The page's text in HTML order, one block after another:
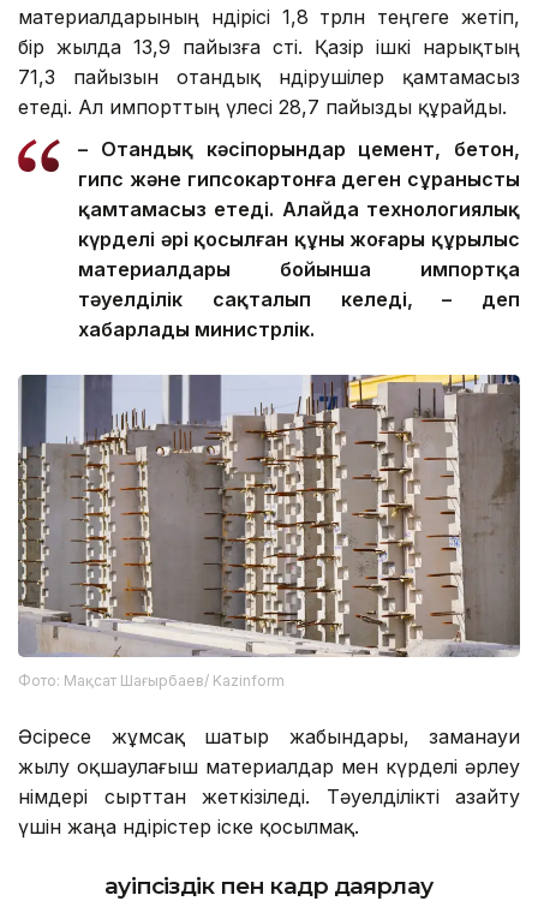
материалдарының өндірісі 1,8 трлн теңгеге жетіп,
бір жылда 13,9 пайызға өсті. Қазір ішкі нарықтың
71,3 пайызын отандық өндірушілер қамтамасыз
етеді. Ал импорттың үлесі 28,7 пайызды құрайды.
– Отандық кәсіпорындар цемент, бетон,
гипс және гипсокартонға деген сұранысты
қамтамасыз етеді. Алайда технологиялық
күрделі әрі қосылған құны жоғары құрылыс
материалдары бойынша импортқа
тәуелділік сақталып келеді, – деп
хабарлады министрлік.
Фото: Мақсат Шағырбаев/ Kazinform
Әсіресе жұмсақ шатыр жабындары, заманауи
жылу оқшаулағыш материалдар мен күрделі әрлеу
өнімдері сырттан жеткізіледі. Тәуелділікті азайту
үшін жаңа өндірістер іске қосылмақ.
Қауіпсіздік пен кадр даярлау